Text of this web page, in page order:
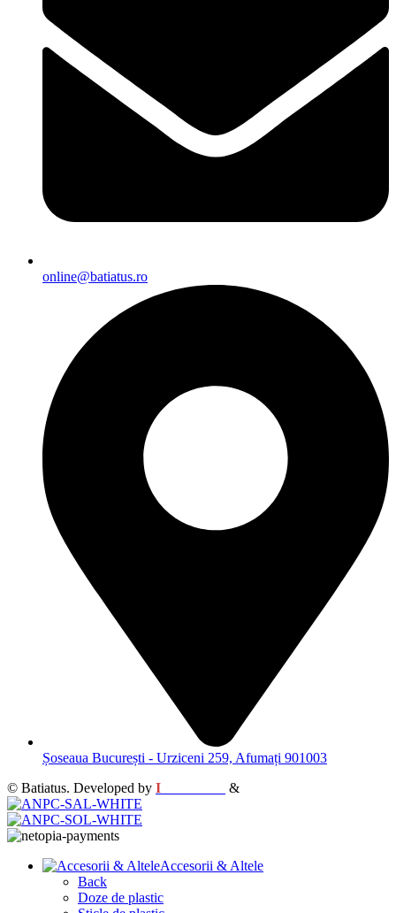
online@batiatus.ro
Șoseaua București - Urziceni 259, Afumați 901003
© Batiatus. Developed by I &
Accesorii & Altele
Back
Doze de plastic